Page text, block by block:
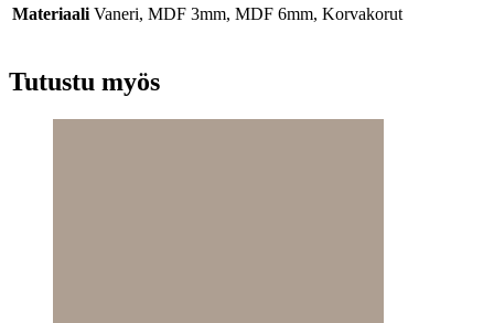
Materiaali Vaneri, MDF 3mm, MDF 6mm, Korvakorut
Tutustu myös